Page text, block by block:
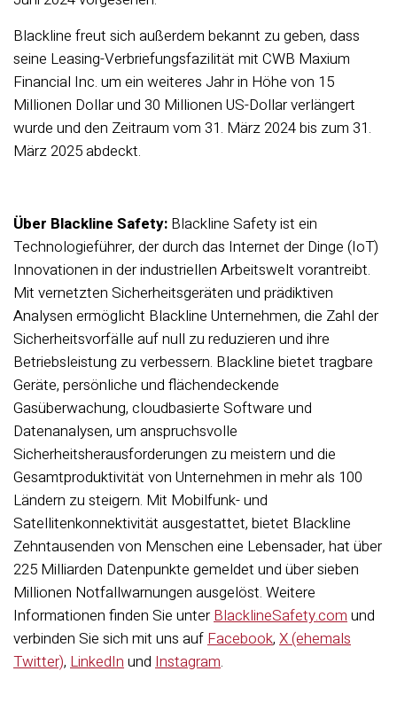
Blackline freut sich außerdem bekannt zu geben, dass
seine Leasing-Verbriefungsfazilität mit CWB Maxium
Financial Inc. um ein weiteres Jahr in Höhe von 15
Millionen Dollar und 30 Millionen US-Dollar verlängert
wurde und den Zeitraum vom 31. März 2024 bis zum 31.
März 2025 abdeckt.
Über Blackline Safety: Blackline Safety ist ein
Technologieführer, der durch das Internet der Dinge (IoT)
Innovationen in der industriellen Arbeitswelt vorantreibt.
Mit vernetzten Sicherheitsgeräten und prädiktiven
Analysen ermöglicht Blackline Unternehmen, die Zahl der
Sicherheitsvorfälle auf null zu reduzieren und ihre
Betriebsleistung zu verbessern. Blackline bietet tragbare
Geräte, persönliche und flächendeckende
Gasüberwachung, cloudbasierte Software und
Datenanalysen, um anspruchsvolle
Sicherheitsherausforderungen zu meistern und die
Gesamtproduktivität von Unternehmen in mehr als 100
Ländern zu steigern. Mit Mobilfunk- und
Satellitenkonnektivität ausgestattet, bietet Blackline
Zehntausenden von Menschen eine Lebensader, hat über
225 Milliarden Datenpunkte gemeldet und über sieben
Millionen Notfallwarnungen ausgelöst. Weitere
Informationen finden Sie unterBlacklineSafety.comund
verbinden Sie sich mit uns aufFacebook, X (ehemals
Twitter), LinkedInund Instagram.